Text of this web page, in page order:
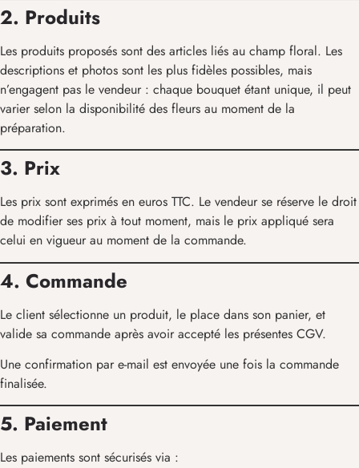
2. Produits
Les produits proposés sont des articles liés au champ floral. Les
descriptions et photos sont les plus fidèles possibles, mais
n’engagent pas le vendeur : chaque bouquet étant unique, il peut
varier selon la disponibilité des fleurs au moment de la
préparation.
3. Prix
Les prix sont exprimés en euros TTC. Le vendeur se réserve le droit
de modifier ses prix à tout moment, mais le prix appliqué sera
celui en vigueur au moment de la commande.
4. Commande
Le client sélectionne un produit, le place dans son panier, et
valide sa commande après avoir accepté les présentes CGV.
Une confirmation par e-mail est envoyée une fois la commande
finalisée.
5. Paiement
Les paiements sont sécurisés via :